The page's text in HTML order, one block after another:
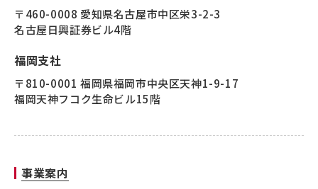
〒460-0008 愛知県名古屋市中区栄3-2-3
名古屋日興証券ビル4階
福岡支社
〒810-0001 福岡県福岡市中央区天神1-9-17
福岡天神フコク生命ビル15階
事業案内